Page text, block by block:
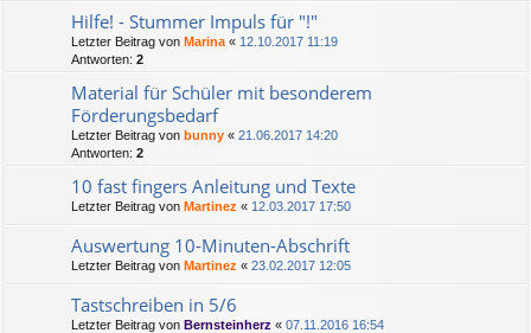
Hilfe! - Stummer Impuls für "!"
Letzter Beitrag von Marina « 12.10.2017 11:19
Antworten: 2
Material für Schüler mit besonderem
Förderungsbedarf
Letzter Beitrag von bunny « 21.06.2017 14:20
Antworten: 2
10 fast fingers Anleitung und Texte
Letzter Beitrag von Martinez « 12.03.2017 17:50
Auswertung 10-Minuten-Abschrift
Letzter Beitrag von Martinez « 23.02.2017 12:05
Tastschreiben in 5/6
Letzter Beitrag von Bernsteinherz « 07.11.2016 16:54